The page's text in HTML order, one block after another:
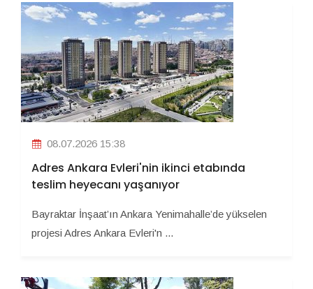
08.07.2026 15:38
Adres Ankara Evleri'nin ikinci etabında
teslim heyecanı yaşanıyor
Bayraktar İnşaat’ın Ankara Yenimahalle’de yükselen
projesi Adres Ankara Evleri'n ...